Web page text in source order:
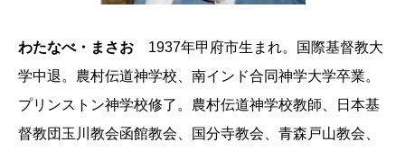
わたなべ・まさお 1937年甲府市生まれ。国際基督教大
学中退。農村伝道神学校、南インド合同神学大学卒業。
プリンストン神学校修了。農村伝道神学校教師、日本基
督教団玉川教会函館教会、国分寺教会、青森戸山教会、